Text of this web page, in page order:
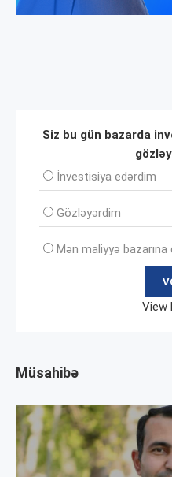
Siz bu gün bazarda
İnvеstisiya edərdim
Gözləyərdim
Mən maliyyə bazarına
View
Müsahibə